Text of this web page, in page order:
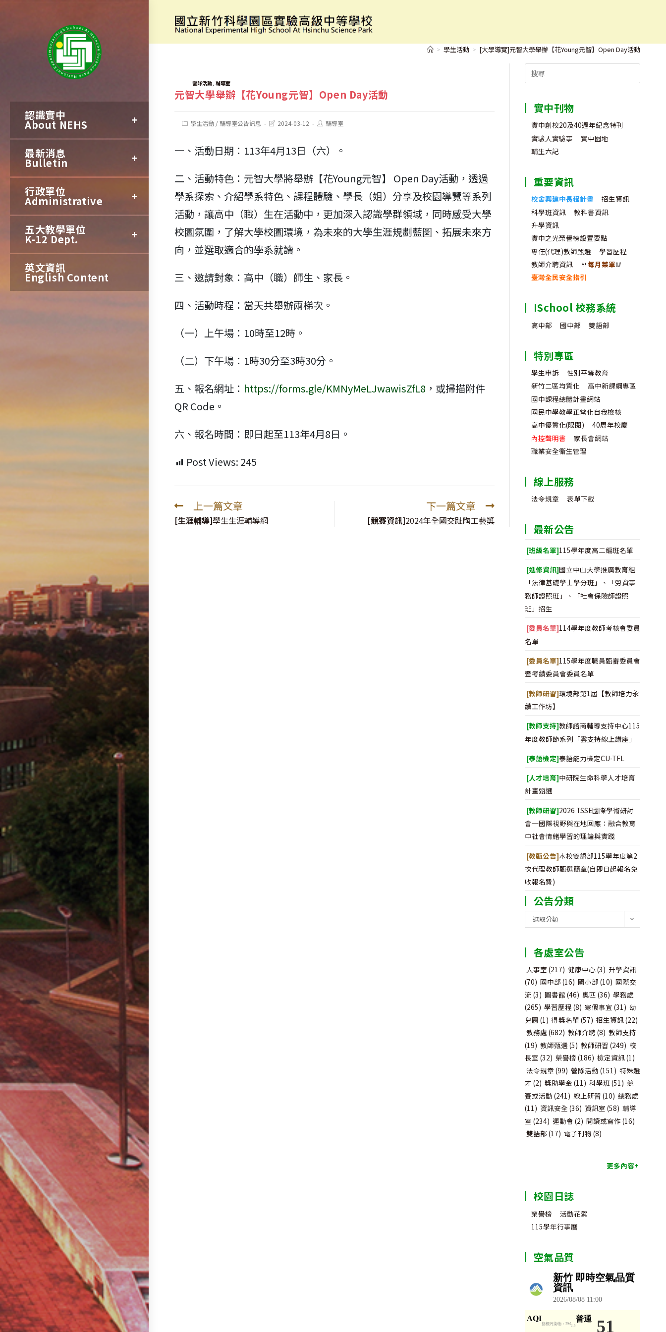
至
認識實中
About NEHS
最新消息
Bulletin
行政單位
Administrative
五大教學單位
K-12 Dept.
英文資訊
English Content
[大學導覽]元智大學舉辦【花Young元智】Open Day活動
> 學生活動 > [大學導覽]元智大學舉辦【花Young元智】Open Day活動
TAGS:營隊活動, 輔導室
元智大學舉辦【花Young元智】Open Day活動
Post學生活動 /輔導室公告訊息
Post2024-03-12
Post輔導室
一、活動日期：113年4月13日（六）。
二、活動特色：元智大學將舉辦【花Young元智】 Open Day活動，透過
學系探索、介紹學系特色、課程體驗、學長（姐）分享及校園導覽等系列
活動，讓高中（職）生在活動中，更加深入認識學群領域，同時感受大學
校園氛圍，了解大學校園環境，為未來的大學生涯規劃藍圖、拓展未來方
向，並選取適合的學系就讀。
三、邀請對象：高中（職）師生、家長。
四、活動時程：當天共舉辦兩梯次。
（一）上午場：10時至12時。
（二）下午場：1時30分至3時30分。
五、報名網址： https://forms.gle/KMNyMeLJwawisZfL8 ，或掃描附件
QR Code。
六、報名時間：即日起至113年4月8日。
Post Views: 245
Read
more
上一篇文章
[生涯輔導]學生生涯輔導網
下一篇文章
[競賽資訊]2024年全國交趾陶工藝獎
Search
for:
實中刊物
實中創校20及40週年紀念特刊
實驗人實驗事
實中園地
輔生六記
重要資訊
校舍興建中長程計畫
招生資訊
科學班資訊
教科書資訊
升學資訊
實中之光榮譽榜設置要點
專任(代理)教師甄選
學習歷程
教師介聘資訊
🍴每月菜單🥢
臺灣全民安全指引
ISchool 校務系統
高中部 國中部 雙語部
特別專區
學生申訴
性別平等教育
新竹二區均質化
高中新課綱專區
國中課程總體計畫網站
國民中學教學正常化自我檢核
高中優質化(限閱)
40周年校慶
內控聲明書
家長會網站
職業安全衛生管理
線上服務
法令規章 表單下載
最新公告
[班級名單]115學年度高二編班名單
[進修資訊]國立中山大學推廣教育組
「法律基礎學士學分班」、「勞資事
務師證照班」、「社會保險師證照
班」招生
[委員名單]114學年度教師考核會委員
名單
[委員名單]115學年度職員甄審委員會
暨考績委員會委員名單
[教師研習]環境部第1屆【教師培力永
續工作坊】
[教師支持]教師諮商輔導支持中心115
年度教師節系列「雲支持線上講座」
[泰語檢定]泰語能力檢定CU-TFL
[人才培育]中研院生命科學人才培育
計畫甄選
[教師研習]2026 TSSE國際學術研討
會─國際視野與在地回應：融合教育
中社會情緒學習的理論與實踐
[教甄公告]本校雙語部115學年度第2
次代理教師甄選簡章(自即日起報名免
收報名費)
公告分類
告
類
選取分類
各處室公告
人事室 (217) 健康中心(3) 升學資訊
(70) 國中部 (16) 國小部 (10) 國際交
流 (3) 圖書館 (46) 奧匹 (36) 學務處
(265) 學習歷程 (8) 寒假事宜 (31) 幼
兒園 (1) 得獎名單 (57) 招生資訊(22)
教務處 (682) 教師介聘(8) 教師支持
(19) 教師甄選 (5) 教師研習 (249) 校
長室 (32) 榮譽榜 (186) 檢定資訊(1)
法令規章 (99) 營隊活動 (151) 特殊選
才 (2) 獎助學金 (11) 科學班(51) 競
賽或活動 (241) 線上研習 (10) 總務處
(11) 資訊安全 (36) 資訊室 (58) 輔導
室 (234) 運動會 (2) 閱讀或寫作 (16)
雙語部 (17) 電子刊物 (8)
更多內容+
校園日誌
榮譽榜
活動花絮
115學年行事曆
空氣品質